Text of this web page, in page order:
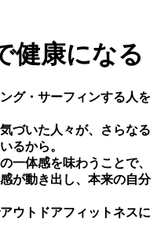
健康になる
グ・サーフィンする⼈を
づいた⼈々が、さらなる
るから。
⼀体感を味わうことで、
が動き出し、本来の⾃分
ウトドアフィットネスに